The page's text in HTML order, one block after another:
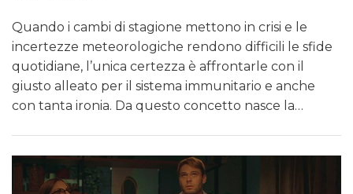
Quando i cambi di stagione mettono in crisi e le
incertezze meteorologiche rendono difficili le sfide
quotidiane, l’unica certezza è affrontarle con il
giusto alleato per il sistema immunitario e anche
con tanta ironia. Da questo concetto nasce la…